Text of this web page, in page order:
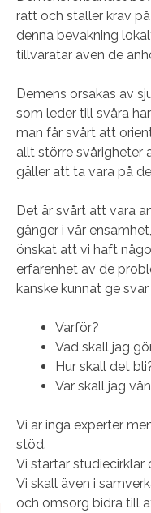
rätt och ställer krav
denna bevakning
tillvaratar även de
Demens orsakas av
som leder till svåra
man får svårt att
allt större svårigheter
gäller att ta vara på
Det är svårt att vara
gånger i vår
önskat att vi haft
erfarenhet av de
kanske kunnat ge
Varför?
Vad skall jag
Hur skall det
Var skall jag
Vi är inga experter
stöd.
Vi startar studiecirklar
Vi skall även i
och omsorg bidra till